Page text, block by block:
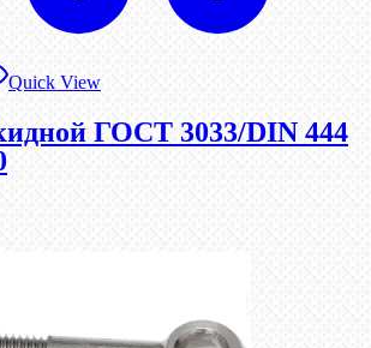
Quick View
ГОСТ 3033/DIN 444